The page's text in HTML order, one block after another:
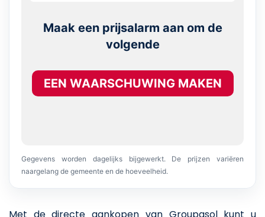
Maak een prijsalarm aan om de
volgende
EEN WAARSCHUWING MAKEN
Gegevens worden dagelijks bijgewerkt. De prijzen variëren
naargelang de gemeente en de hoeveelheid.
Met de directe aankopen van Groupasol kunt u